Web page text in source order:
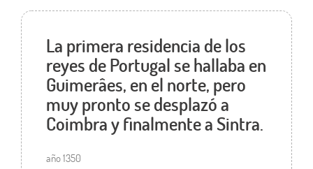
La primera residencia de los
reyes de Portugal se hallaba en
Guimerâes, en el norte, pero
muy pronto se desplazó a
Coimbra y finalmente a Sintra.
año 1350